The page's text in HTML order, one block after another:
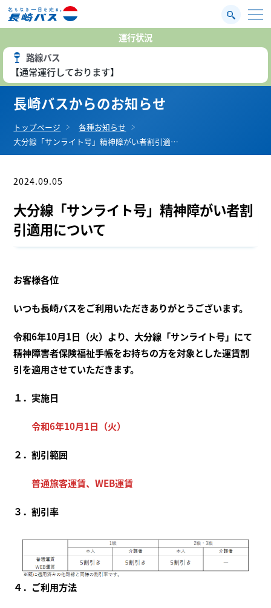
運行状況
路線バス
【通常運行しております】
長崎バスからのお知らせ
トップページ
各種お知らせ
大分線「サンライト号」精神障がい者割引適…
2024.09.05
大分線「サンライト号」精神障がい者割
引適用について
お客様各位
いつも長崎バスをご利用いただきありがとうございます。
令和6年10月1日（火）より、大分線「サンライト号」にて
精神障害者保険福祉手帳をお持ちの方を対象とした運賃割
引を適用させていただきます。
１．実施日
令和6年10月1日（火）
２．割引範囲
普通旅客運賃、WEB運賃
３．割引率
４．ご利用方法